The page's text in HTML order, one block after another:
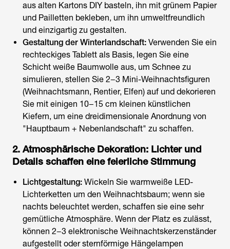
aus alten Kartons DIY basteln, ihn mit grünem Papier
und Pailletten bekleben, um ihn umweltfreundlich
und einzigartig zu gestalten.
Gestaltung der Winterlandschaft: Verwenden Sie ein
rechteckiges Tablett als Basis, legen Sie eine
Schicht weiße Baumwolle aus, um Schnee zu
simulieren, stellen Sie 2−3 Mini-Weihnachtsfiguren
(Weihnachtsmann, Rentier, Elfen) auf und dekorieren
Sie mit einigen 10−15 cm kleinen künstlichen
Kiefern, um eine dreidimensionale Anordnung von
"Hauptbaum + Nebenlandschaft" zu schaffen.
2. Atmosphärische Dekoration: Lichter und
Details schaffen eine feierliche Stimmung
Lichtgestaltung: Wickeln Sie warmweiße LED-
Lichterketten um den Weihnachtsbaum; wenn sie
nachts beleuchtet werden, schaffen sie eine sehr
gemütliche Atmosphäre. Wenn der Platz es zulässt,
können 2−3 elektronische Weihnachtskerzenständer
aufgestellt oder sternförmige Hängelampen